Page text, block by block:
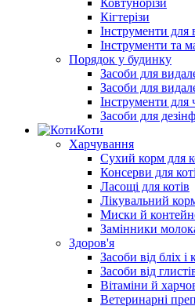
Ковтунорізи
Кігтерізи
Інструменти для
Інструменти та
Порядок у будинку
Засоби для
Засоби для
Інструменти для
Засоби для
Коти
Харчування
Сухий корм для
Консерви для
Ласощі для котів
Лікувальний
Миски й
Замінники
Здоров'я
Засоби від бліх і
Засоби від
Вітаміни й
Ветеринарні